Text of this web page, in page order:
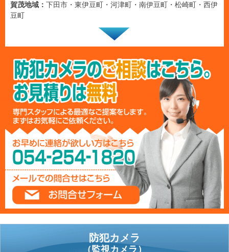
賀茂地域： 下田市・東伊豆町・河津町・南伊豆町・松崎町・西伊
豆町
防犯カメラ
（監視カメラ）